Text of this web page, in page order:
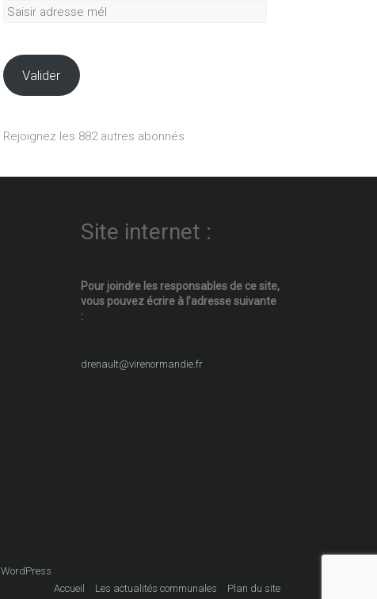
Saisir
Valider
Rejoignez les 882 autres abonnés
Site internet :
Pour joindre les responsables de ce site,
vous pouvez écrire à l’adresse suivante
:
drenault@virenormandie.fr
WordPress
Accueil
Les actualités communales Plan du site